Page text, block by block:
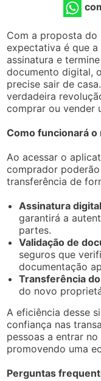
Com a proposta
expectativa é que
assinatura e
documento digital,
precise sair de
verdadeira
comprar ou vender
Como funcionará
Ao acessar o
comprador
transferência de
Assinatura
garantirá a
partes.
Validação de
seguros que
documentação
Transferência
do novo
A eficiência desse
confiança nas
pessoas a entrar
promovendo uma
Perguntas